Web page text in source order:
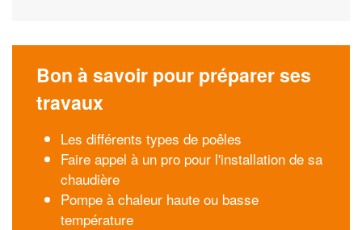
Bon à savoir pour préparer ses
travaux
Les différents types de poêles
Faire appel à un pro pour l'installation de sa
chaudière
Pompe à chaleur haute ou basse
température